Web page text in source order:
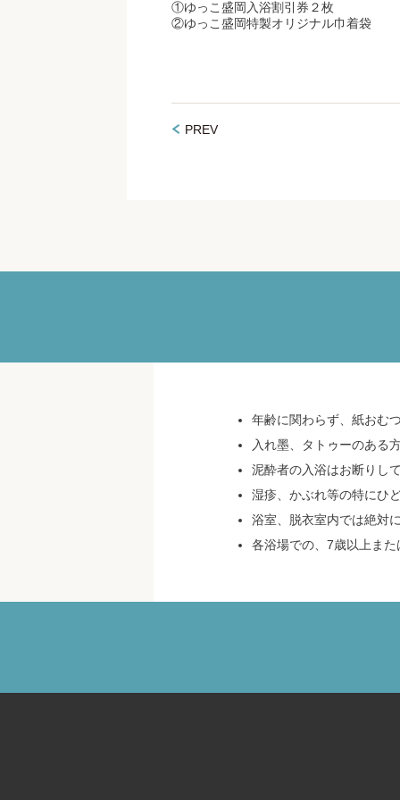
①ゆっこ盛岡入浴割引券２枚
②ゆっこ盛岡特製オリジナル巾着袋
PREV
年齢に関わらず、紙おむ
入れ墨、タトゥーのある
泥酔者の入浴はお断りし
湿疹、かぶれ等の特にひ
浴室、脱衣室内では絶対
各浴場での、7歳以上ま